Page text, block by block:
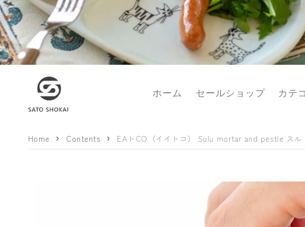
ホーム セールショップ カテ
Home Contents EAトCO（イイトコ） Sulu mortar and pestle ス